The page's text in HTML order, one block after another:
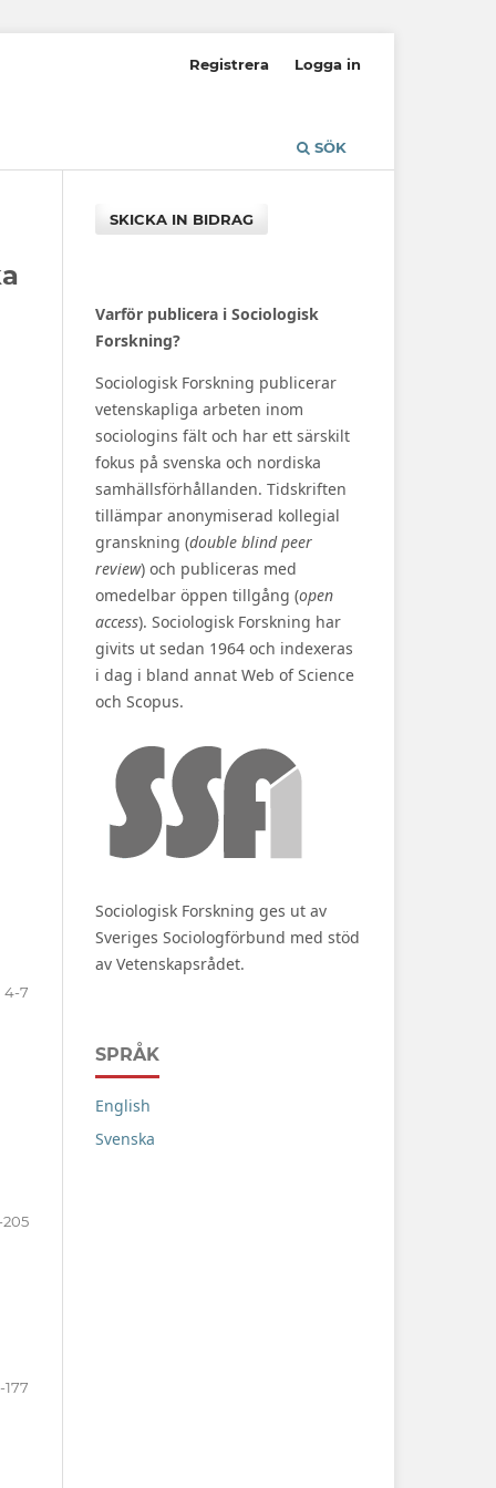
SÖK
Registrera Logga in
4-7
205
177
SKICKA IN BIDRAG
Varför publicera i Sociologisk
Forskning?
Sociologisk Forskning publicerar
vetenskapliga arbeten inom
sociologins fält och har ett särskilt
fokus på svenska och nordiska
samhällsförhållanden. Tidskriften
tillämpar anonymiserad kollegial
granskning (double blind peer
review) och publiceras med
omedelbar öppen tillgång (open
access). Sociologisk Forskning har
givits ut sedan 1964 och indexeras
i dag i bland annat Web of Science
och Scopus.
Sociologisk Forskning ges ut av
Sveriges Sociologförbund med stöd
av Vetenskapsrådet.
SPRÅK
English
Svenska